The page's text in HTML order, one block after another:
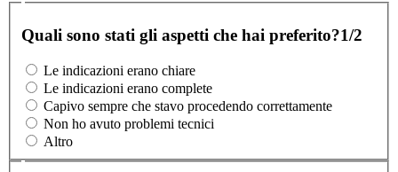
Quali sono stati gli aspetti che hai preferito?1/2
Le indicazioni erano chiare
Le indicazioni erano complete
Capivo sempre che stavo procedendo correttamente
Non ho avuto problemi tecnici
Altro